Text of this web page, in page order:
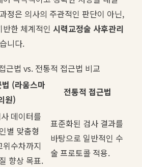
정은 의사의 주관적인 판단이 아닌,
한 체계적인 시력교정술 사후관리
니다.
근법 vs. 전통적 접근법 비교
(라움스마
원)
전통적 접근법
데이터를
별 맞춤형
수차까지
향상 목표.
표준화된 검사 결과를
바탕으로 일반적인 수
술 프로토콜 적용.